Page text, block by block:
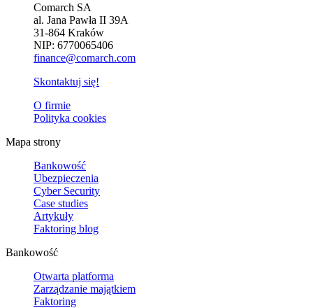
Comarch SA
al. Jana Pawła II 39A
31-864 Kraków
NIP: 6770065406
finance@comarch.com
Skontaktuj się!
O firmie
Polityka cookies
Mapa strony
Bankowość
Ubezpieczenia
Cyber Security
Case studies
Artykuły
Faktoring blog
Bankowość
Otwarta platforma
Zarządzanie majątkiem
Faktoring